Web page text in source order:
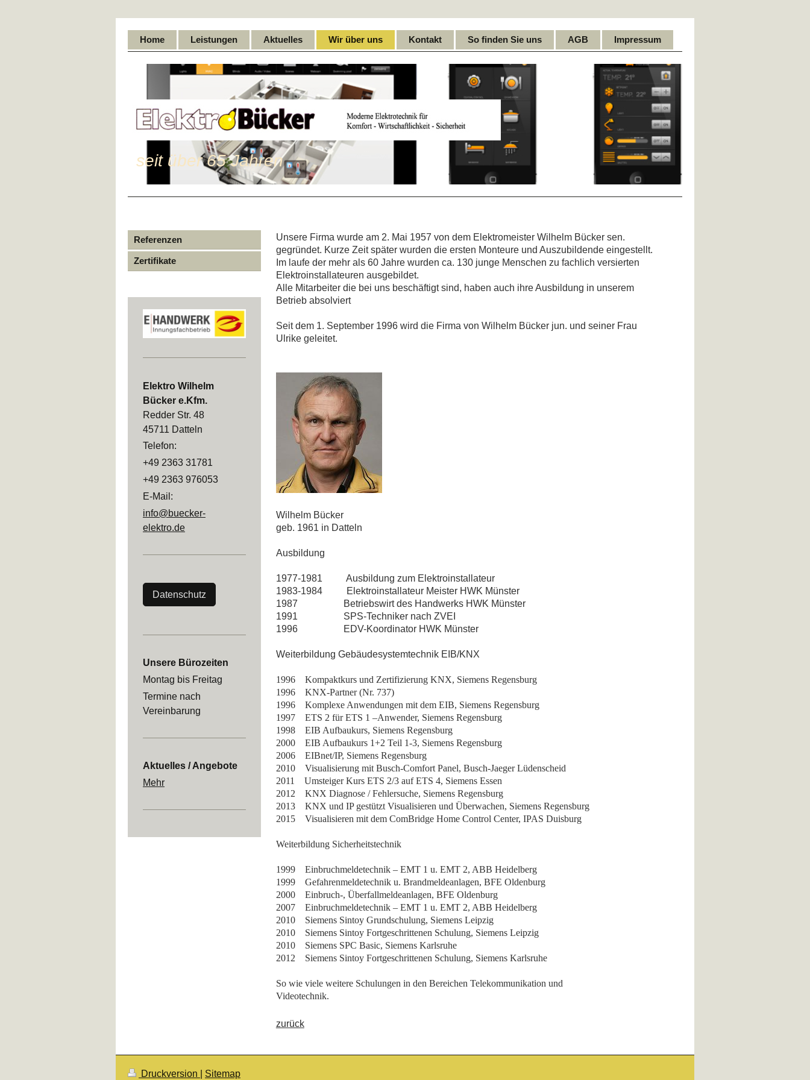
Home Leistungen Aktuelles Wir über uns Kontakt So finden Sie uns AGB Impressum
seit über 65 Jahren
Referenzen
Zertifikate
Unsere Firma wurde am 2. Mai 1957 von dem Elektromeister Wilhelm Bücker sen.
gegründet. Kurze Zeit später wurden die ersten Monteure und Auszubildende eingestellt.
Im laufe der mehr als 60 Jahre wurden ca. 130 junge Menschen zu fachlich versierten
Elektroinstallateuren ausgebildet.
Alle Mitarbeiter die bei uns beschäftigt sind, haben auch ihre Ausbildung in unserem
Betrieb absolviert
Seit dem 1. September 1996 wird die Firma von Wilhelm Bücker jun. und seiner Frau
Ulrike geleitet.
Wilhelm Bücker
geb. 1961 in Datteln
Ausbildung
1977-1981 Ausbildung zum Elektroinstallateur
1983-1984 Elektroinstallateur Meister HWK Münster
1987 Betriebswirt des Handwerks HWK Münster
1991 SPS-Techniker nach ZVEI
1996 EDV-Koordinator HWK Münster
Weiterbildung Gebäudesystemtechnik EIB/KNX
1996 Kompaktkurs und Zertifizierung KNX, Siemens Regensburg
1996 KNX-Partner (Nr. 737)
1996 Komplexe Anwendungen mit dem EIB, Siemens Regensburg
1997 ETS 2 für ETS 1 –Anwender, Siemens Regensburg
1998 EIB Aufbaukurs, Siemens Regensburg
2000 EIB Aufbaukurs 1+2 Teil 1-3, Siemens Regensburg
2006 EIBnet/IP, Siemens Regensburg
2010 Visualisierung mit Busch-Comfort Panel, Busch-Jaeger Lüdenscheid
2011 Umsteiger Kurs ETS 2/3 auf ETS 4, Siemens Essen
2012 KNX Diagnose / Fehlersuche, Siemens Regensburg
2013 KNX und IP gestützt Visualisieren und Überwachen, Siemens Regensburg
2015 Visualisieren mit dem ComBridge Home Control Center, IPAS Duisburg
Weiterbildung Sicherheitstechnik
1999 Einbruchmeldetechnik – EMT 1 u. EMT 2, ABB Heidelberg
1999 Gefahrenmeldetechnik u. Brandmeldeanlagen, BFE Oldenburg
2000 Einbruch-, Überfallmeldeanlagen, BFE Oldenburg
2007 Einbruchmeldetechnik – EMT 1 u. EMT 2, ABB Heidelberg
2010 Siemens Sintoy Grundschulung, Siemens Leipzig
2010 Siemens Sintoy Fortgeschrittenen Schulung, Siemens Leipzig
2010 Siemens SPC Basic, Siemens Karlsruhe
2012 Siemens Sintoy Fortgeschrittenen Schulung, Siemens Karlsruhe
So wie viele weitere Schulungen in den Bereichen Telekommunikation und
Videotechnik.
zurück
Elektro Wilhelm
Bücker e.Kfm.
Redder Str. 48
45711 Datteln
Telefon:
+49 2363 31781
+49 2363 976053
E-Mail:
info@buecker-
elektro.de
Datenschutz
Unsere Bürozeiten
Montag bis Freitag
Termine nach
Vereinbarung
Aktuelles / Angebote
Mehr
Druckversion Sitemap